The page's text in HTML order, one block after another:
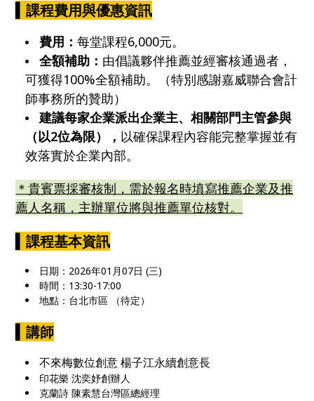
▍課程費用與優惠資訊
費用：每堂課程6,000元。
全額補助： 由倡議夥伴推薦並經審核通過者，
可獲得100%全額補助。（特別感謝嘉威聯合會計
師事務所的贊助）
建議每家企業派出企業主、相關部門主管參與
（以2位為限）， 以確保課程內容能完整掌握並有
效落實於企業內部。
＊貴賓票採審核制，需於報名時填寫推薦企業及推
薦人名稱，主辦單位將與推薦單位核對。
▍課程基本資訊
日期：2026年01月07日 (三)
時間：13:30-17:00
地點：台北市區 （待定）
▍講師
不來梅數位創意 楊子江永續創意長
印花樂 沈奕妤創辦人
克蘭詩 陳素慧台灣區總經理